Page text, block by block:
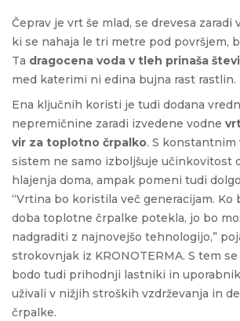
Čeprav je vrt še mlad, se drevesa zaradi
ki se nahaja le tri metre pod površjem,
Ta dragocena voda v tleh prinaša
med katerimi ni edina bujna rast rastlin.
Ena ključnih koristi je tudi dodana
nepremičnine zaradi izvedene vodne
vir za toplotno črpalko. S konstantnim
sistem ne samo izboljšuje učinkovitost
hlajenja doma, ampak pomeni tudi
“Vrtina bo koristila več generacijam. Ko
doba toplotne črpalke potekla, jo bo
nadgraditi z najnovejšo tehnologijo,”
strokovnjak iz KRONOTERMA. S tem se
bodo tudi prihodnji lastniki in
uživali v nižjih stroških vzdrževanja in
črpalke.